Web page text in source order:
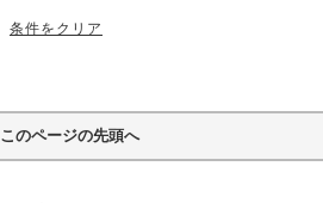
このページの先頭へ